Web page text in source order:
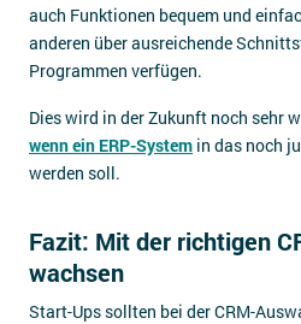
auch Funktionen bequem und
anderen über ausreichende
Programmen verfügen.
Dies wird in der Zukunft noch sehr
wenn ein ERP-System in das noch
werden soll.
Fazit: Mit der richtigen
wachsen
Start-Ups sollten bei der CRM-